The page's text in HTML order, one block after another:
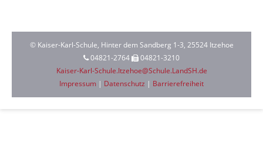
© Kaiser-Karl-Schule, Hinter dem Sandberg 1-3, 25524 Itzehoe
04821-2764
04821-3210
Kaiser-Karl-Schule.Itzehoe@Schule.LandSH.de
Impressum | Datenschutz | Barrierefreiheit